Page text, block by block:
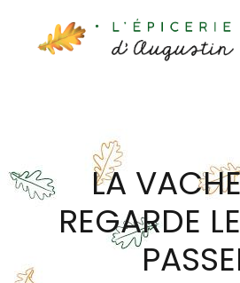
LA
REGARDE